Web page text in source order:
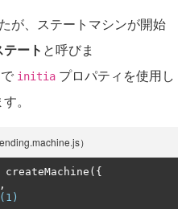
が、ステートマシンが開始
ート と呼びま
initia プロパティを使用し
。
）
createMachine ({
,